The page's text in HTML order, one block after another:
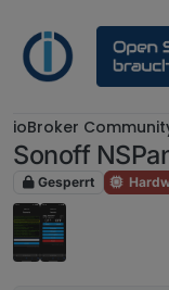
ioBroker
Sonoff
Gesperrt